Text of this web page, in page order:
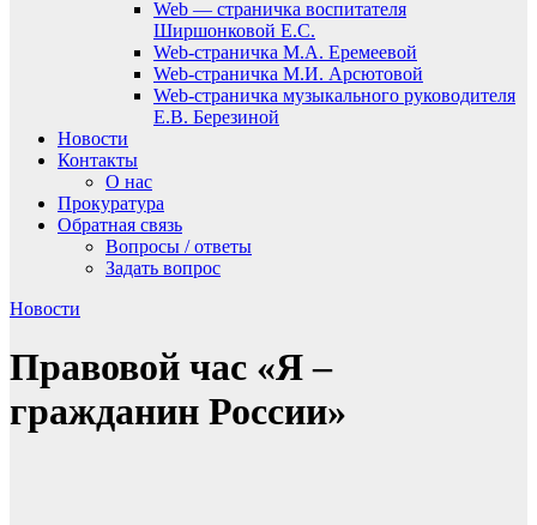
Web — страничка воспитателя
Ширшонковой Е.С.
Web-страничка М.А. Еремеевой
Web-страничка М.И. Арсютовой
Web-страничка музыкального руководителя
Е.В. Березиной
Новости
Контакты
О нас
Прокуратура
Обратная связь
Вопросы / ответы
Задать вопрос
Новости
Правовой час «Я –
гражданин России»